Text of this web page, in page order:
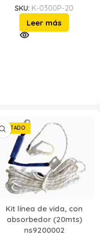
SKU: K-0300P-20
Leer más
Kit línea de vida, con
absorbedor (20mts)
ns9200002